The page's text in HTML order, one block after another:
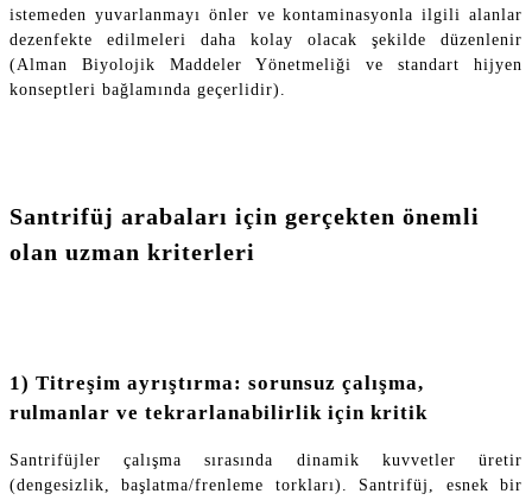
istemeden yuvarlanmayı önler ve kontaminasyonla ilgili alanlar
dezenfekte edilmeleri daha kolay olacak şekilde düzenlenir
(Alman Biyolojik Maddeler Yönetmeliği ve standart hijyen
konseptleri bağlamında geçerlidir).
Santrifüj arabaları için gerçekten önemli
olan uzman kriterleri
1) Titreşim ayrıştırma: sorunsuz çalışma,
rulmanlar ve tekrarlanabilirlik için kritik
Santrifüjler çalışma sırasında dinamik kuvvetler üretir
(dengesizlik, başlatma/frenleme torkları). Santrifüj, esnek bir